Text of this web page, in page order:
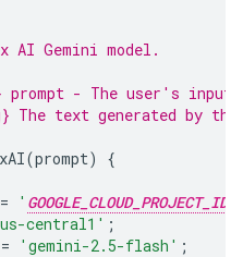
AI Gemini model.
prompt - The user's input
The text generated by the
(prompt)
{
= ' GOOGLE_CLOUD_PROJECT_ID
central1' ;
= 'gemini-2.5-flash' ;